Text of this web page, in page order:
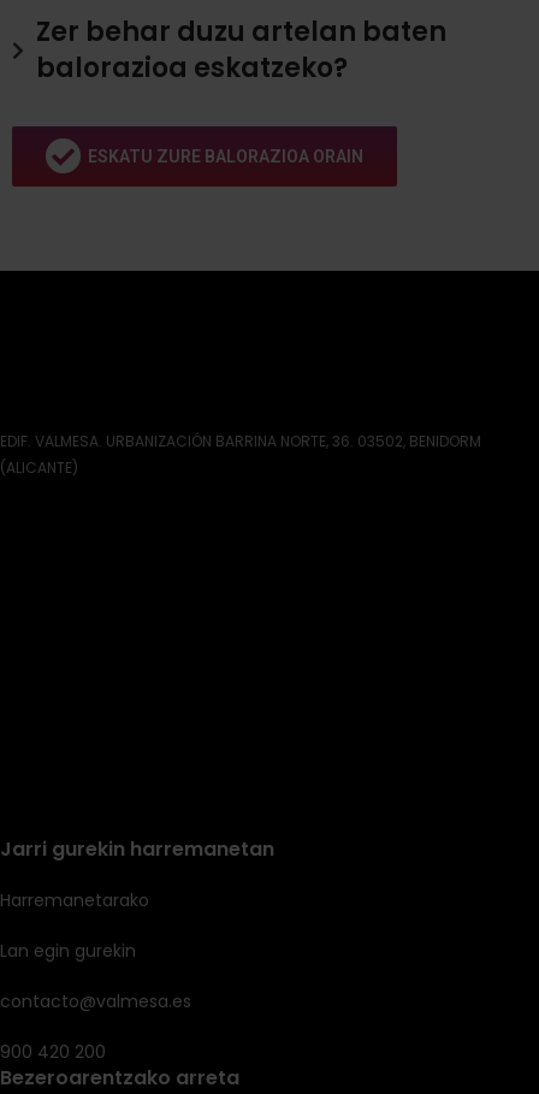
Zer behar duzu artelan baten
balorazioa eskatzeko?
ESKATU ZURE BALORAZIOA ORAIN
EDIF. VALMESA. URBANIZACIÓN BARRINA NORTE, 36. 03502, BENIDORM
(ALICANTE)
Jarri gurekin harremanetan
Harremanetarako
Lan egin gurekin
contacto@valmesa.es
900 420 200
Bezeroarentzako arreta